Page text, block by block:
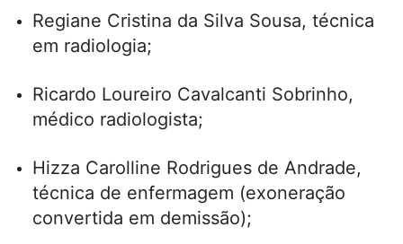
Regiane Cristina da Silva Sousa, técnica
em radiologia;
Ricardo Loureiro Cavalcanti Sobrinho,
médico radiologista;
Hizza Carolline Rodrigues de Andrade,
técnica de enfermagem (exoneração
convertida em demissão);